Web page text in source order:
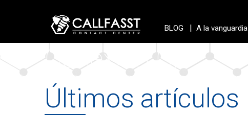
BLOG | A la vanguardia
Conexión CF
Últimos artículos